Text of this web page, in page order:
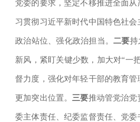
党委的要求，坚定不移推进全面从
习贯彻习近平新时代中国特色社
政治站位、强化政治担当。 二要持
新风，紧盯关键少数，加大对“一
督力度，强化对年轻干部的教育管
更加突出位置。 三要推动管党治党
委主体责任、纪委监督责任、党委